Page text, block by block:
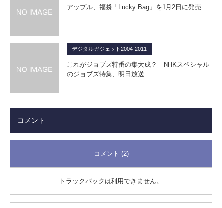
アップル、福袋「Lucky Bag」を1月2日に発売
デジタルガジェット2004-2011
これがジョブズ特番の集大成？ NHKスペシャル
のジョブズ特集、明日放送
コメント
コメント (2)
トラックバックは利用できません。